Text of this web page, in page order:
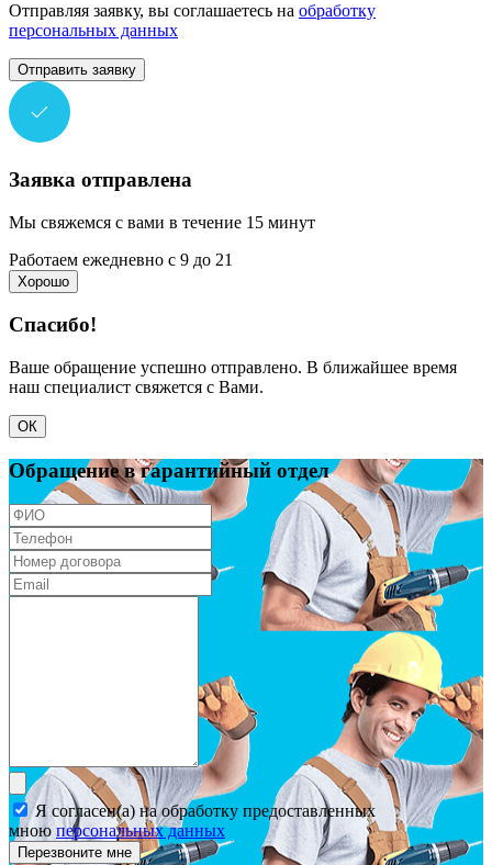
Отправляя заявку, вы соглашаетесь на обработку
персональных данных
Отправить заявку
Заявка отправлена
Мы свяжемся с вами в течение 15 минут
Работаем ежедневно с 9 до 21
Хорошо
Спасибо!
Ваше обращение успешно отправлено. В ближайшее время
наш специалист свяжется с Вами.
ОК
Обращение в гарантийный отдел
Я согласен(а) на обработку предоставленных
мною персональных данных
Перезвоните мне